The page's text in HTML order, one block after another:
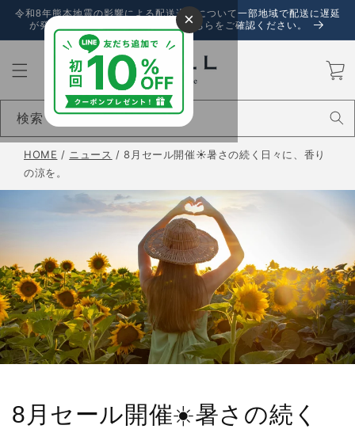
ンツに
進む
令和8年熊本地震の影響による配送遅延について一部地域で配送に遅延
が発生しております。詳しくは、こちらをご確認ください。
ー
検索
HOME / ニュース /8月セール開催☀️暑さの続く日々に、香り
の涼を。
8月セール開催☀️暑さの続く
×